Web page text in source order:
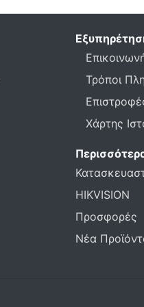
Τρόποι
Χάρτης
HIKVISION
Προσφορές
Νέα